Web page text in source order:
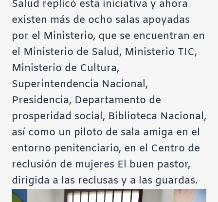
Salud replicó esta iniciativa y ahora
existen más de ocho salas apoyadas
por el Ministerio, que se encuentran en
el Ministerio de Salud, Ministerio TIC,
Ministerio de Cultura,
Superintendencia Nacional,
Presidencia, Departamento de
prosperidad social, Biblioteca Nacional,
así como un piloto de sala amiga en el
entorno penitenciario, en el Centro de
reclusión de mujeres El buen pastor,
dirigida a las reclusas y a las guardas.